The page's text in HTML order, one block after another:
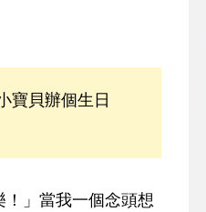
寶貝辦個生日
」 當我一個念頭想
升小一開